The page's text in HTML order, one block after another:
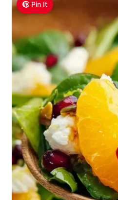
Pin It